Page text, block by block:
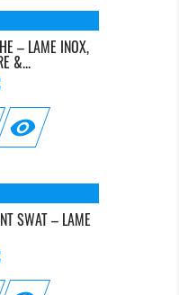
– LAME INOX,
&...

SWAT – LAME